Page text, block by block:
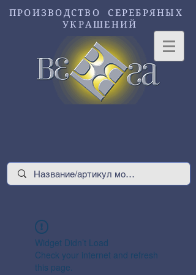
ПРОИЗВОДСТВО СЕРЕБРЯНЫХ
УКРАШЕНИЙ
Widget Didn’t Load
Check your internet and refresh
this page.